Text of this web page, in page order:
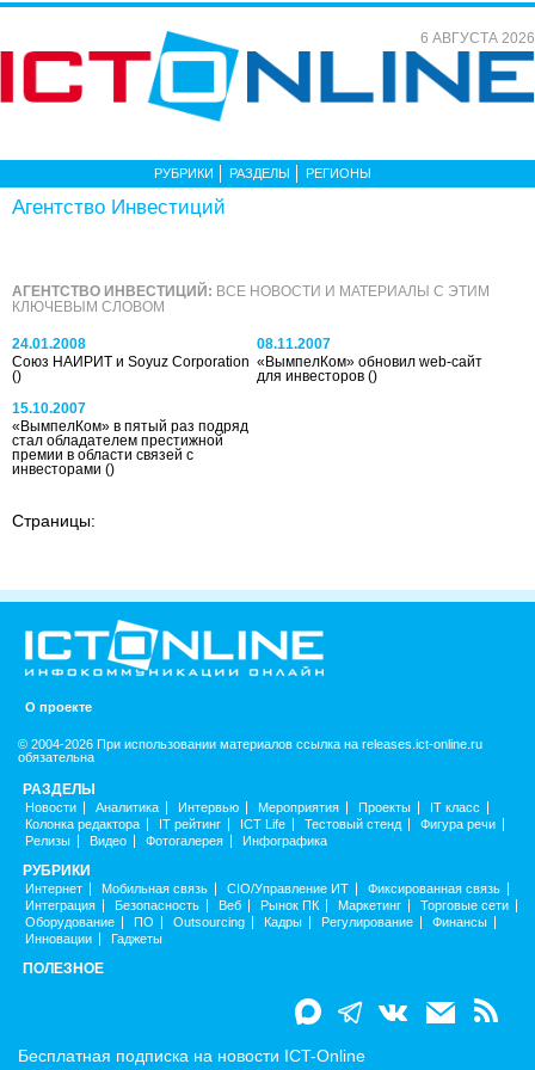
6 АВГУСТА 2026
РУБРИКИ РАЗДЕЛЫ РЕГИОНЫ
Агентство Инвестиций
АГЕНТСТВО ИНВЕСТИЦИЙ: ВСЕ НОВОСТИ И МАТЕРИАЛЫ С ЭТИМ
КЛЮЧЕВЫМ СЛОВОМ
24.01.2008
Союз НАИРИТ и Soyuz Corporation
()
08.11.2007
«ВымпелКом» обновил web-сайт
для инвесторов()
15.10.2007
«ВымпелКом» в пятый раз подряд
стал обладателем престижной
премии в области связей с
инвесторами ()
Страницы:
О проекте
© 2004-2026 При использовании материалов ссылка на releases.ict-online.ru
обязательна
РАЗДЕЛЫ
Новости Аналитика Интервью Мероприятия Проекты
IT класс
Колонка редактора
IT рейтинг ICT Life Тестовый стенд
Фигура речи
Релизы
Видео Фотогалерея Инфографика
РУБРИКИ
Интернет Мобильная связь CIO/Управление ИТ
Фиксированная связь
Интеграция
Безопасность Веб Рынок ПК Маркетинг
Торговые сети
Оборудование
ПО Outsourcing Кадры Регулирование
Финансы
Инновации
Гаджеты
ПОЛЕЗНОЕ
Бесплатная подписка на новости ICT-Online